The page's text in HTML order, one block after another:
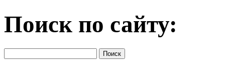
Поиск по сайту: